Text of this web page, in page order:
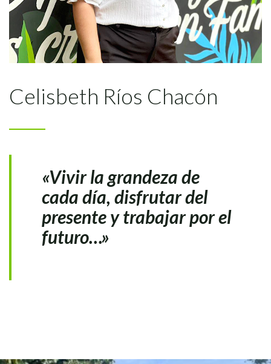
Celisbeth Ríos Chacón
«Vivir la grandeza de
cada día, disfrutar del
presente y trabajar por el
futuro…»